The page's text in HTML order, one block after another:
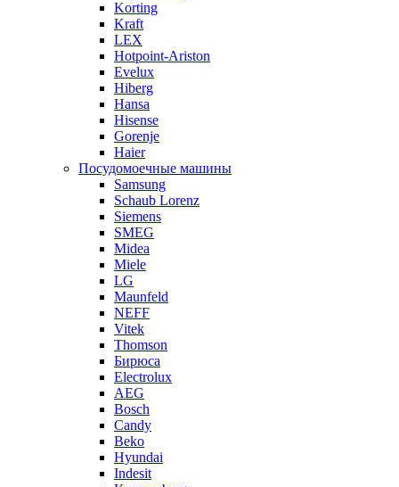
Korting
Kraft
LEX
Hotpoint-Ariston
Evelux
Hiberg
Hansa
Hisense
Gorenje
Haier
Посудомоечные машины
Samsung
Schaub Lorenz
Siemens
SMEG
Midea
Miele
LG
Maunfeld
NEFF
Vitek
Thomson
Бирюса
Electrolux
AEG
Bosch
Candy
Beko
Hyundai
Indesit